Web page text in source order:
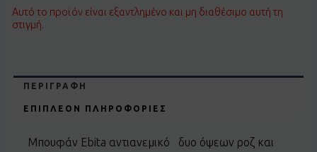
Αυτό το προϊόν είναι εξαντλημένο και μη διαθέσιμο αυτή τη
στιγμή.
ΠΕΡΙΓΡΑΦΉ
ΕΠΙΠΛΈΟΝ ΠΛΗΡΟΦΟΡΊΕΣ
Μπουφάν Ebita αντιανεμικό δυο όψεων ροζ και